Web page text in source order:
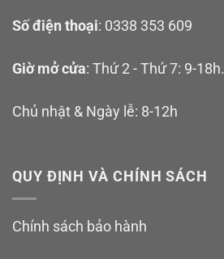
Số điện thoại: 0338 353 609
Giờ mở cửa: Thứ 2 - Thứ 7: 9-18h.
Chủ nhật & Ngày lễ: 8-12h
QUY ĐỊNH VÀ CHÍNH SÁCH
Chính sách bảo hành